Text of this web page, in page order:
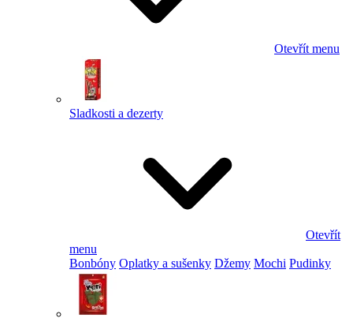
Otevřít menu
Sladkosti a dezerty
Otevřít
menu
Bonbóny Oplatky a sušenky Džemy Mochi Pudinky